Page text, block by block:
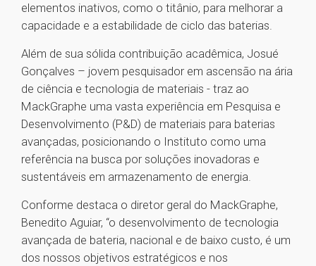
elementos inativos, como o titânio, para melhorar a
capacidade e a estabilidade de ciclo das baterias.
Além de sua sólida contribuição acadêmica, Josué
Gonçalves – jovem pesquisador em ascensão na ária
de ciência e tecnologia de materiais - traz ao
MackGraphe uma vasta experiência em Pesquisa e
Desenvolvimento (P&D) de materiais para baterias
avançadas, posicionando o Instituto como uma
referência na busca por soluções inovadoras e
sustentáveis em armazenamento de energia.
Conforme destaca o diretor geral do MackGraphe,
Benedito Aguiar, “o desenvolvimento de tecnologia
avançada de bateria, nacional e de baixo custo, é um
dos nossos objetivos estratégicos e nos